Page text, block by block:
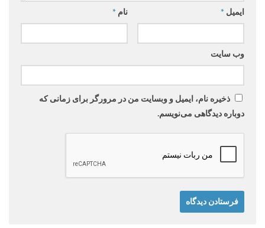
نام * ایمیل *
وب‌ سایت
ذخیره نام، ایمیل و وبسایت من در مرورگر برای زمانی که
دوباره دیدگاهی می‌نویسم.